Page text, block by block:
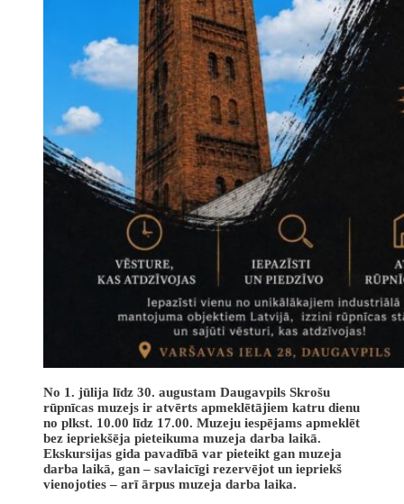
No 1. jūlija līdz 30. augustam Daugavpils Skrošu
rūpnīcas muzejs ir atvērts apmeklētājiem katru dienu
no plkst. 10.00 līdz 17.00. Muzeju iespējams apmeklēt
bez iepriekšēja pieteikuma muzeja darba laikā.
Ekskursijas gida pavadībā var pieteikt gan muzeja
darba laikā, gan – savlaicīgi rezervējot un iepriekš
vienojoties – arī ārpus muzeja darba laika.